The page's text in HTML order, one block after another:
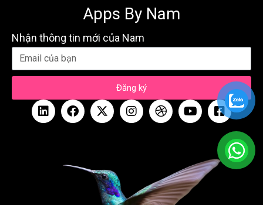
Apps By Nam
Nhận thông tin mới của Nam
Đăng ký